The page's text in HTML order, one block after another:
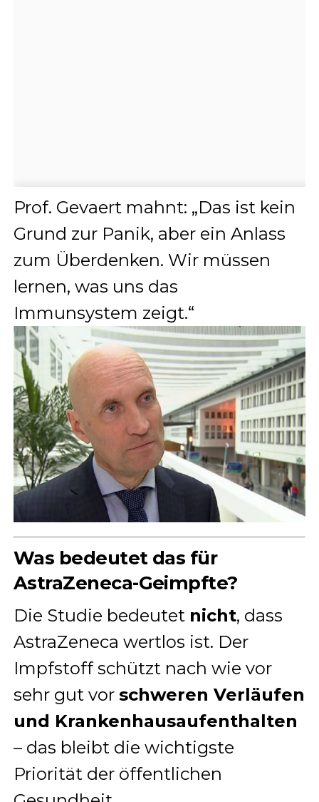
Prof. Gevaert mahnt: „Das ist kein
Grund zur Panik, aber ein Anlass
zum Überdenken. Wir müssen
lernen, was uns das
Immunsystem zeigt.“
Was bedeutet das für
AstraZeneca-Geimpfte?
Die Studie bedeutet nicht, dass
AstraZeneca wertlos ist. Der
Impfstoff schützt nach wie vor
sehr gut vor schweren Verläufen
und Krankenhausaufenthalten
– das bleibt die wichtigste
Priorität der öffentlichen